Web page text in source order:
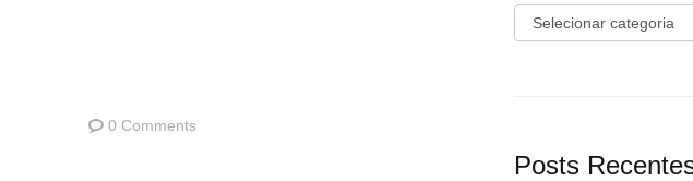
0 Comments
Categorias
Posts